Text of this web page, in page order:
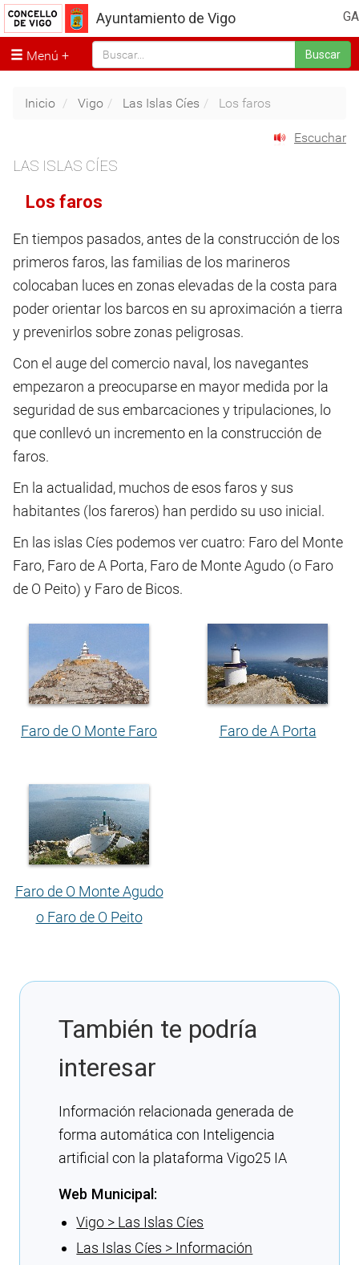
GA
Ayuntamiento de Vigo
Menú Buscar
Inicio Vigo Las Islas Cíes Los faros
Escuchar
LAS ISLAS CÍES
Los faros
En tiempos pasados, antes de la construcción de los
primeros faros, las familias de los marineros
colocaban luces en zonas elevadas de la costa para
poder orientar los barcos en su aproximación a tierra
y prevenirlos sobre zonas peligrosas.
Con el auge del comercio naval, los navegantes
empezaron a preocuparse en mayor medida por la
seguridad de sus embarcaciones y tripulaciones, lo
que conllevó un incremento en la construcción de
faros.
En la actualidad, muchos de esos faros y sus
habitantes (los fareros) han perdido su uso inicial.
En las islas Cíes podemos ver cuatro: Faro del Monte
Faro, Faro de A Porta, Faro de Monte Agudo (o Faro
de O Peito) y Faro de Bicos.
Faro de O Monte Faro Faro de A Porta
Faro de O Monte Agudo
o Faro de O Peito
También te podría
interesar
Información relacionada generada de
forma automática con Inteligencia
artificial con la plataforma Vigo25 IA
Web Municipal:
Vigo > Las Islas Cíes
Las Islas Cíes > Información